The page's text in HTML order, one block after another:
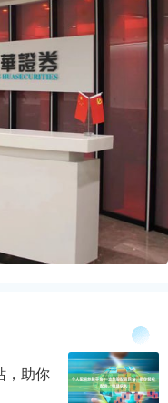
，助你